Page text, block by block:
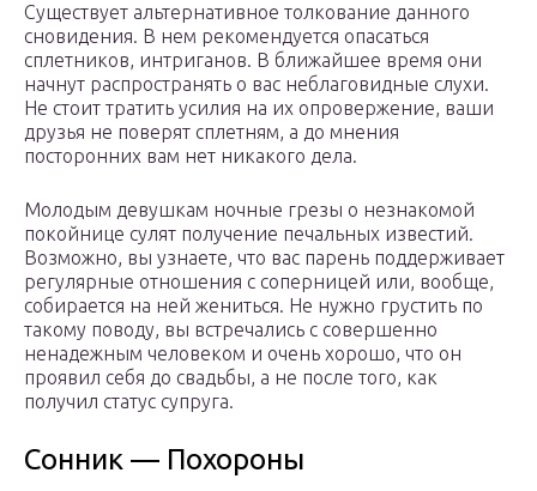
Существует альтернативное толкование данного
сновидения. В нем рекомендуется опасаться
сплетников, интриганов. В ближайшее время они
начнут распространять о вас неблаговидные слухи.
Не стоит тратить усилия на их опровержение, ваши
друзья не поверят сплетням, а до мнения
посторонних вам нет никакого дела.
Молодым девушкам ночные грезы о незнакомой
покойнице сулят получение печальных известий.
Возможно, вы узнаете, что вас парень поддерживает
регулярные отношения с соперницей или, вообще,
собирается на ней жениться. Не нужно грустить по
такому поводу, вы встречались с совершенно
ненадежным человеком и очень хорошо, что он
проявил себя до свадьбы, а не после того, как
получил статус супруга.
Сонник — Похороны